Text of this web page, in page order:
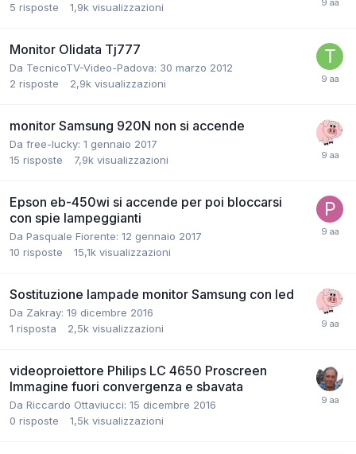
5 risposte 1,9k visualizzazioni
Monitor Olidata Tj777
Da TecnicoTV-Video-Padova: 30 marzo 2012
2 risposte 2,9k visualizzazioni
monitor Samsung 920N non si accende
Da free-lucky: 1 gennaio 2017
15 risposte 7,9k visualizzazioni
Epson eb-450wi si accende per poi bloccarsi
con spie lampeggianti
Da Pasquale Fiorente: 12 gennaio 2017
10 risposte 15,1k visualizzazioni
Sostituzione lampade monitor Samsung con led
Da Zakray: 19 dicembre 2016
1 risposta 2,5k visualizzazioni
videoproiettore Philips LC 4650 Proscreen
Immagine fuori convergenza e sbavata
Da Riccardo Ottaviucci: 15 dicembre 2016
0 risposte 1,5k visualizzazioni